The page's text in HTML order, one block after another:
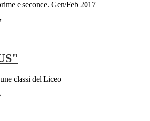
e seconde. Gen/Feb 2017
classi del Liceo